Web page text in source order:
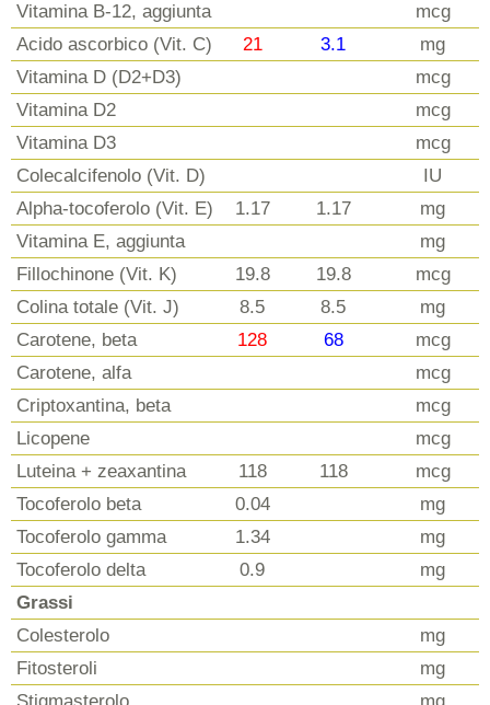
Vitamina B-12, aggiunta
mcg
Acido ascorbico (Vit. C)
21 3.1
mg
Vitamina D (D2+D3)
mcg
Vitamina D2
mcg
Vitamina D3
mcg
Colecalcifenolo (Vit. D)
IU
Alpha-tocoferolo (Vit. E)
1.17 1.17
mg
Vitamina E, aggiunta
mg
Fillochinone (Vit. K)
19.8 19.8
mcg
Colina totale (Vit. J)
8.5 8.5
mg
Carotene, beta
128 68
mcg
Carotene, alfa
mcg
Criptoxantina, beta
mcg
Licopene
mcg
Luteina + zeaxantina
118 118
mcg
Tocoferolo beta
0.04
mg
Tocoferolo gamma
1.34
mg
Tocoferolo delta
0.9
mg
Grassi
Colesterolo
mg
Fitosteroli
mg